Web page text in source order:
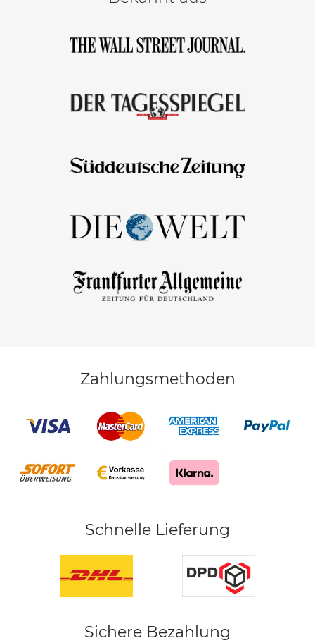
Zahlungsmethoden
Schnelle Lieferung
Sichere Bezahlung